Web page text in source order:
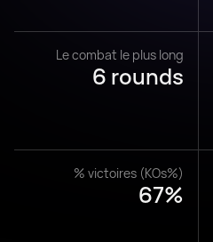
Le combat le plus long
6 rounds
% victoires (KOs%)
67%